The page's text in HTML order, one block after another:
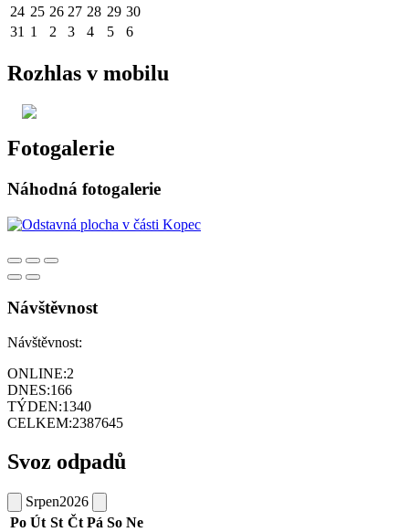
24 25 26 27 28 29 30
31 1 2 3 4 5 6
Rozhlas v mobilu
Fotogalerie
Náhodná fotogalerie
Návštěvnost
Návštěvnost:
ONLINE:2
DNES:166
TÝDEN:1340
CELKEM:2387645
Svoz odpadů
Srpen2026
Po Út St Čt Pá So Ne